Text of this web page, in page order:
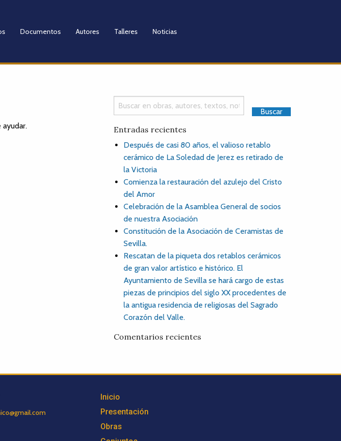
Documentos Autores Talleres Noticias
Entradas recientes
Después de casi 80 años, el valioso retablo
cerámico de La Soledad de Jerez es retirado de
la Victoria
Comienza la restauración del azulejo del Cristo
del Amor
Celebración de la Asamblea General de socios
de nuestra Asociación
Constitución de la Asociación de Ceramistas de
Sevilla.
Rescatan de la piqueta dos retablos cerámicos
de gran valor artístico e histórico. El
Ayuntamiento de Sevilla se hará cargo de estas
piezas de principios del siglo XX procedentes de
la antigua residencia de religiosas del Sagrado
Corazón del Valle.
Comentarios recientes
Inicio
Presentación
Obras